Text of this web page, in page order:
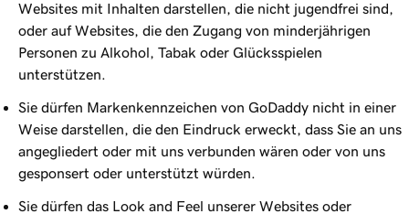
Websites mit Inhalten darstellen, die nicht jugendfrei sind,
oder auf Websites, die den Zugang von minderjährigen
Personen zu Alkohol, Tabak oder Glücksspielen
unterstützen.
Sie dürfen Markenkennzeichen von GoDaddy nicht in einer
Weise darstellen, die den Eindruck erweckt, dass Sie an uns
angegliedert oder mit uns verbunden wären oder von uns
gesponsert oder unterstützt würden.
Sie dürfen das Look and Feel unserer Websites oder